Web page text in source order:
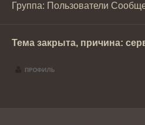
Группа: Пользователи
Тема закрыта, причина: